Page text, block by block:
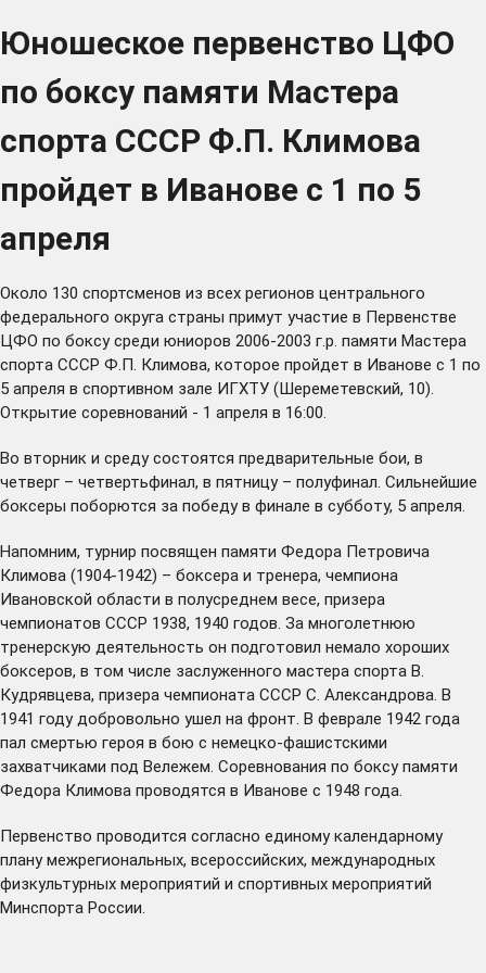
Юношеское первенство ЦФО
по боксу памяти Мастера
спорта СССР Ф.П. Климова
пройдет в Иванове с 1 по 5
апреля
Около 130 спортсменов из всех регионов центрального
федерального округа страны примут участие в Первенстве
ЦФО по боксу среди юниоров 2006-2003 г.р. памяти Мастера
спорта СССР Ф.П. Климова, которое пройдет в Иванове с 1 по
5 апреля в спортивном зале ИГХТУ (Шереметевский, 10).
Открытие соревнований - 1 апреля в 16:00.
Во вторник и среду состоятся предварительные бои, в
четверг – четвертьфинал, в пятницу – полуфинал. Сильнейшие
боксеры поборются за победу в финале в субботу, 5 апреля.
Напомним, турнир посвящен памяти Федора Петровича
Климова (1904-1942) – боксера и тренера, чемпиона
Ивановской области в полусреднем весе, призера
чемпионатов СССР 1938, 1940 годов. За многолетнюю
тренерскую деятельность он подготовил немало хороших
боксеров, в том числе заслуженного мастера спорта В.
Кудрявцева, призера чемпионата СССР С. Александрова. В
1941 году добровольно ушел на фронт. В феврале 1942 года
пал смертью героя в бою с немецко-фашистскими
захватчиками под Вележем. Соревнования по боксу памяти
Федора Климова проводятся в Иванове с 1948 года.
Первенство проводится согласно единому календарному
плану межрегиональных, всероссийских, международных
физкультурных мероприятий и спортивных мероприятий
Минспорта России.